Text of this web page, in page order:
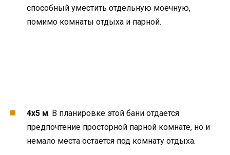
способный уместить отдельную моечную,
помимо комнаты отдыха и парной.
4х5 м. В планировке этой бани отдается
предпочтение просторной парной комнате, но и
немало места остается под комнату отдыха.